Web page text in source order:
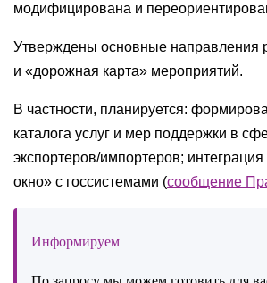
модифицирована и
Утверждены основные направления
и «дорожная карта» мероприятий.
В частности, планируется:
каталога услуг и мер поддержки в
экспортеров/импортеров;
окно» с госсистемами (сообщение
Информируем